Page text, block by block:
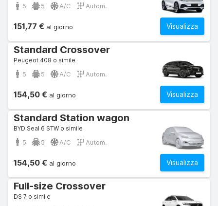
5 5 A/C Autom.
Visualizza
151,77 € al giorno
Standard Crossover
Peugeot 408 o simile
5 5 A/C Autom.
Visualizza
154,50 € al giorno
Standard Station wagon
BYD Seal 6 STW o simile
5 5 A/C Autom.
Visualizza
154,50 € al giorno
Full-size Crossover
DS 7 o simile